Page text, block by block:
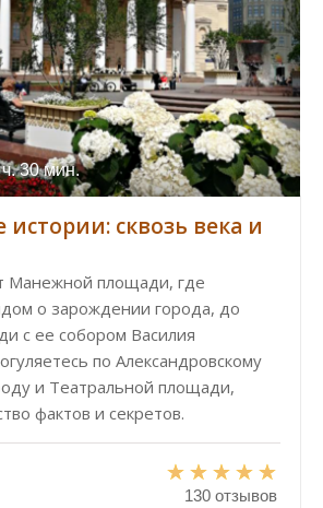
30 мин.
истории: сквозь века и
Манежной площади, где
о зарождении города, до
с ее собором Василия
по Александровскому
и Театральной площади,
фактов и секретов.
130 отзывов